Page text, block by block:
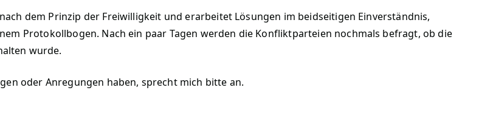
dem Prinzip der Freiwilligkeit und erarbeitet Lösungen im beidseitigen Einverständnis,
Protokollbogen. Nach ein paar Tagen werden die Konfliktparteien nochmals befragt, ob die
wurde.
oder Anregungen haben, sprecht mich bitte an.